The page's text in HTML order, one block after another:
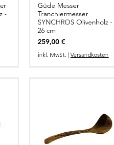
-
Schnellansicht
Güde Messer
Tranchiermesser
SYNCHROS Olivenholz -
26 cm
Preis
259,00 €
inkl. MwSt. | Versandkosten